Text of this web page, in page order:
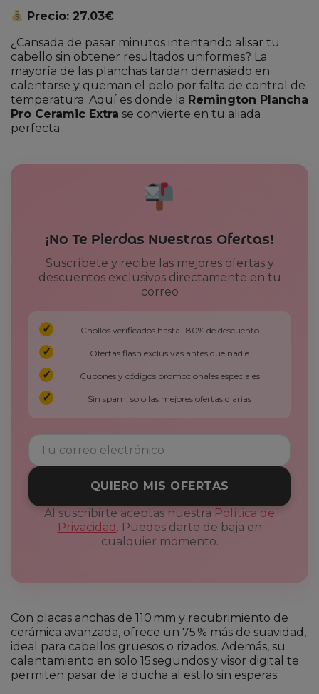
Precio: 27.03€
¿Cansada de pasar minutos intentando alisar tu
cabello sin obtener resultados uniformes? La
mayoría de las planchas tardan demasiado en
calentarse y queman el pelo por falta de control de
temperatura. Aquí es donde la Remington Plancha
Pro Ceramic Extra se convierte en tu aliada
perfecta.
¡No Te Pierdas Nuestras Ofertas!
Suscríbete y recibe las mejores ofertas y
descuentos exclusivos directamente en tu
correo
Chollos verificados hasta -80% de descuento
Ofertas flash exclusivas antes que nadie
Cupones y códigos promocionales especiales
Sin spam, solo las mejores ofertas diarias
QUIERO MIS OFERTAS
Al suscribirte aceptas nuestra Política de
Privacidad . Puedes darte de baja en
cualquier momento.
Con placas anchas de 110 mm y recubrimiento de
cerámica avanzada, ofrece un 75 % más de suavidad,
ideal para cabellos gruesos o rizados. Además, su
calentamiento en solo 15 segundos y visor digital te
permiten pasar de la ducha al estilo sin esperas.